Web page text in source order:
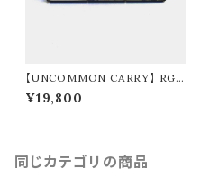
【UNCOMMON CARRY】 RGB
Tube Clock
¥19,800
同じカテゴリの商品